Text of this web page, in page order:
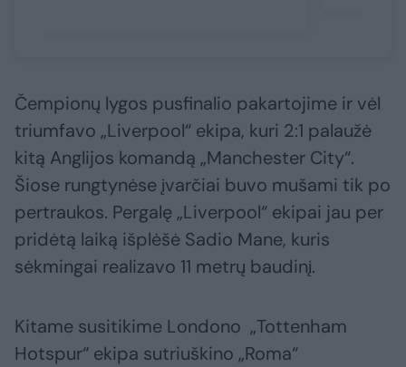
Čempionų lygos pusfinalio pakartojime ir vėl
triumfavo „Liverpool“ ekipa, kuri 2:1 palaužė
kitą Anglijos komandą „Manchester City“.
Šiose rungtynėse įvarčiai buvo mušami tik po
pertraukos. Pergalę „Liverpool“ ekipai jau per
pridėtą laiką išplėšė Sadio Mane, kuris
sėkmingai realizavo 11 metrų baudinį.
Kitame susitikime Londono „Tottenham
Hotspur“ ekipa sutriuškino „Roma“